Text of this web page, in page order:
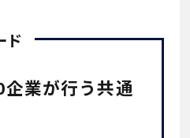
ド
業が行う共通